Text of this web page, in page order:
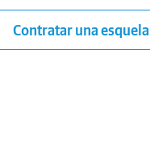
Contratar una esquela